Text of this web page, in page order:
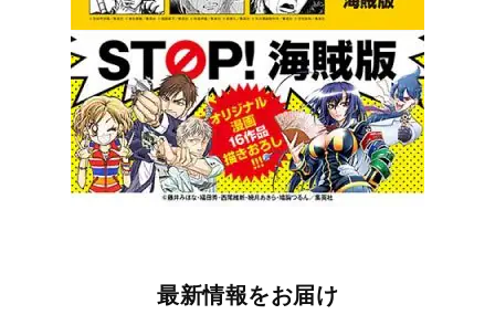
最新情報をお届け